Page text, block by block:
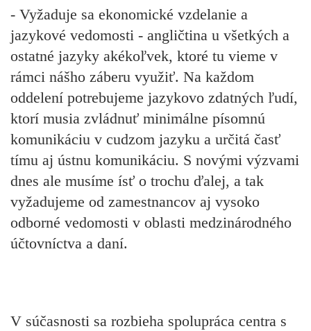
- Vyžaduje sa ekonomické vzdelanie a
jazykové vedomosti - angličtina u všetkých a
ostatné jazyky akékoľvek, ktoré tu vieme v
rámci nášho záberu využiť. Na každom
oddelení potrebujeme jazykovo zdatných ľudí,
ktorí musia zvládnuť minimálne písomnú
komunikáciu v cudzom jazyku a určitá časť
tímu aj ústnu komunikáciu. S novými výzvami
dnes ale musíme ísť o trochu ďalej, a tak
vyžadujeme od zamestnancov aj vysoko
odborné vedomosti v oblasti medzinárodného
účtovníctva a daní.
V súčasnosti sa rozbieha spolupráca centra s